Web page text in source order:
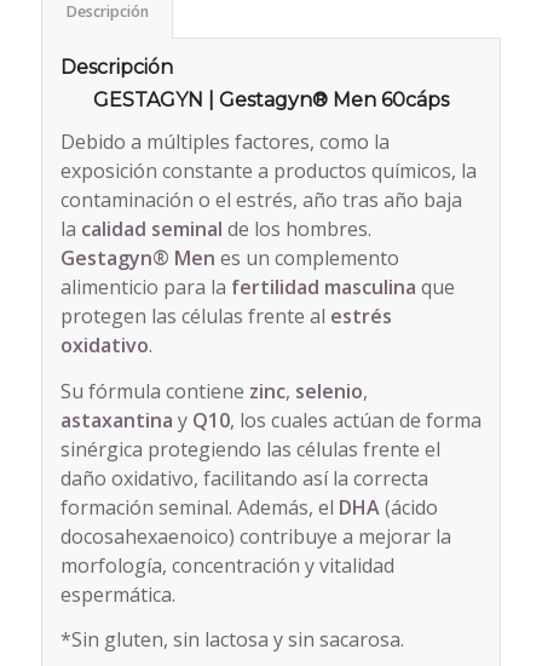
Descripción
Descripción
GESTAGYN | Gestagyn® Men 60cáps
Debido a múltiples factores, como la
exposición constante a productos químicos, la
contaminación o el estrés, año tras año baja
la calidad seminal de los hombres.
Gestagyn® Men es un complemento
alimenticio para la fertilidad masculina que
protegen las células frente al estrés
oxidativo.
Su fórmula contiene zinc, selenio,
astaxantina y Q10, los cuales actúan de forma
sinérgica protegiendo las células frente el
daño oxidativo, facilitando así la correcta
formación seminal. Además, el DHA(ácido
docosahexaenoico) contribuye a mejorar la
morfología, concentración y vitalidad
espermática.
*Sin gluten, sin lactosa y sin sacarosa.